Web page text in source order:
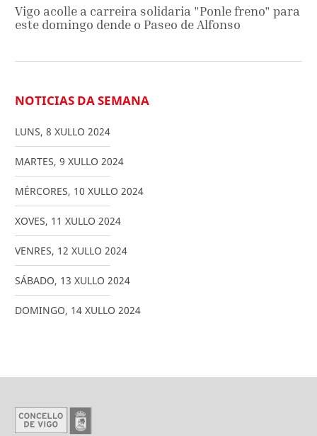
Vigo acolle a carreira solidaria "Ponle freno" para
este domingo dende o Paseo de Alfonso
NOTICIAS DA SEMANA
LUNS, 8 XULLO 2024
MARTES, 9 XULLO 2024
MÉRCORES, 10 XULLO 2024
XOVES, 11 XULLO 2024
VENRES, 12 XULLO 2024
SÁBADO, 13 XULLO 2024
DOMINGO, 14 XULLO 2024